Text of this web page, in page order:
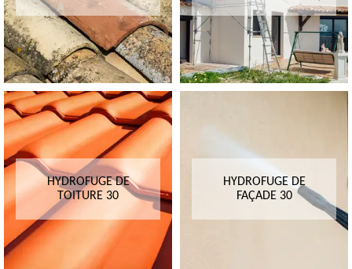
HYDROFUGE DE
TOITURE 30
HYDROFUGE DE
FAÇADE 30